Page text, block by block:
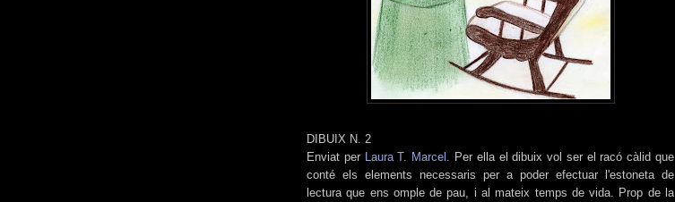
DIBUIX N. 2
Enviat per Laura T. Marcel . Per ella el dibuix vol ser el racó càlid que
conté els elements necessaris per a poder efectuar l'estoneta de
lectura que ens omple de pau, i al mateix temps de vida. Prop de la